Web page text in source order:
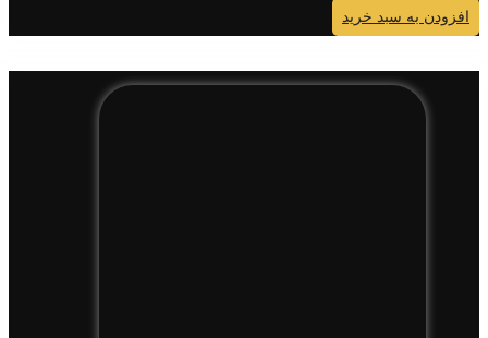
افزودن به سبد خرید